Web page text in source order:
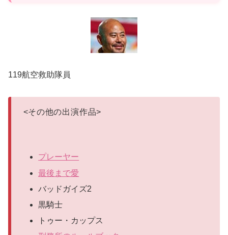
119航空救助隊員
<その他の出演作品>
プレーヤー
最後まで愛
バッドガイズ2
黒騎士
トゥー・カップス